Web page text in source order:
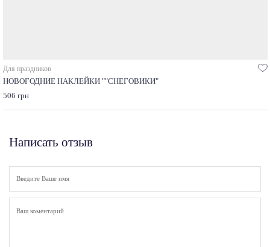
Для праздников
НОВОГОДНИЕ НАКЛЕЙКИ ""СНЕГОВИКИ"
506 грн
Написать отзыв